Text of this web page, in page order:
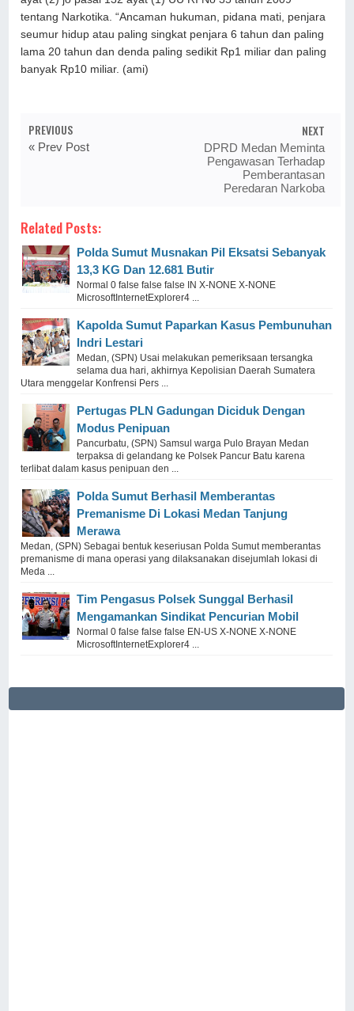
tentang Narkotika. “Ancaman hukuman, pidana mati, penjara
seumur hidup atau paling singkat penjara 6 tahun dan paling
lama 20 tahun dan denda paling sedikit Rp1 miliar dan paling
banyak Rp10 miliar. (ami)
PREVIOUS
« Prev Post
NEXT
DPRD Medan Meminta
Pengawasan Terhadap
Pemberantasan
Peredaran Narkoba
Related Posts:
Polda Sumut Musnakan Pil Eksatsi Sebanyak
13,3 KG Dan 12.681 Butir
Normal 0 false false false IN X-NONE X-NONE
MicrosoftInternetExplorer4 ...
Kapolda Sumut Paparkan Kasus Pembunuhan
Indri Lestari
Medan, (SPN) Usai melakukan pemeriksaan tersangka
selama dua hari, akhirnya Kepolisian Daerah Sumatera
Utara menggelar Konfrensi Pers ...
Pertugas PLN Gadungan Diciduk Dengan
Modus Penipuan
Pancurbatu, (SPN) Samsul warga Pulo Brayan Medan
terpaksa di gelandang ke Polsek Pancur Batu karena
terlibat dalam kasus penipuan den ...
Polda Sumut Berhasil Memberantas
Premanisme Di Lokasi Medan Tanjung
Merawa
Medan, (SPN) Sebagai bentuk keseriusan Polda Sumut memberantas
premanisme di mana operasi yang dilaksanakan disejumlah lokasi di
Meda ...
Tim Pengasus Polsek Sunggal Berhasil
Mengamankan Sindikat Pencurian Mobil
Normal 0 false false false EN-US X-NONE X-NONE
MicrosoftInternetExplorer4 ...